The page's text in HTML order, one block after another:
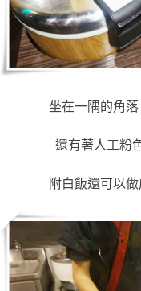
坐在一隅的角
還有著人工粉
附白飯還可以